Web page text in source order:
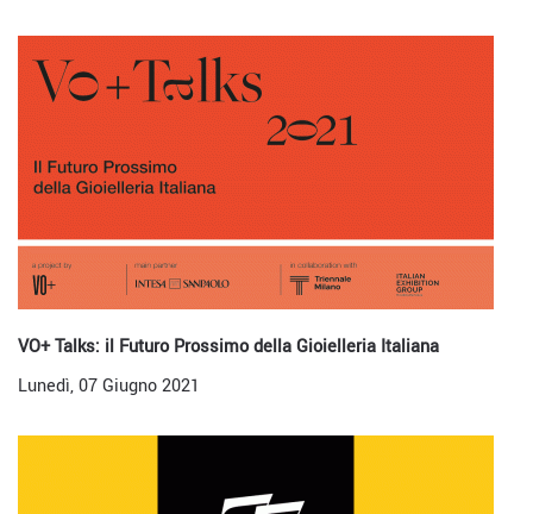
VO+ Talks: il Futuro Prossimo della Gioielleria Italiana
Lunedì, 07 Giugno 2021